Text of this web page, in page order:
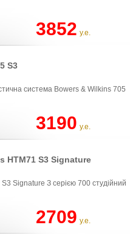
3852 у.е.
S3
система Bowers & Wilkins 705
3190 у.е.
HTM71 S3 Signature
Signature З серією 700 студійний
2709 у.е.